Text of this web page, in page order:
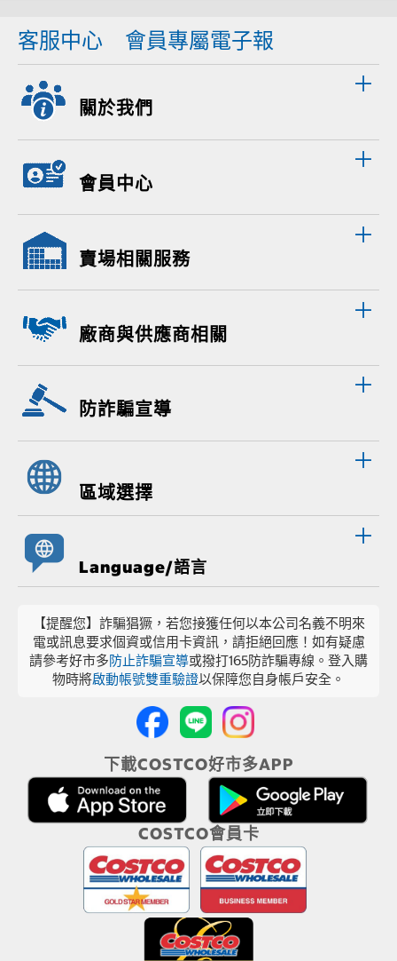
客服中心 會員專屬電子報
關於我們
會員中心
賣場相關服務
廠商與供應商相關
防詐騙宣導
區域選擇
Language/語言
【提醒您】詐騙猖獗，若您接獲任何以本公司名義不明來
電或訊息要求個資或信用卡資訊，請拒絕回應！如有疑慮
請參考好市多防止詐騙宣導或撥打165防詐騙專線。登入購
物時將啟動帳號雙重驗證以保障您自身帳戶安全。
下載COSTCO好市多APP
COSTCO會員卡